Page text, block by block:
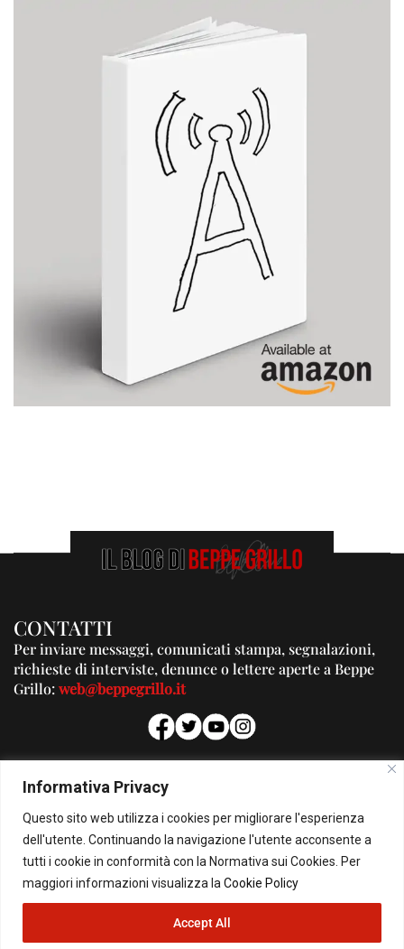
Informativa Privacy
Questo sito web utilizza i cookies per migliorare l'esperienza
dell'utente. Continuando la navigazione l'utente acconsente a
tutti i cookie in conformità con la Normativa sui Cookies. Per
maggiori informazioni visualizza la Cookie Policy
Accept All
CONTATTI
Per inviare messaggi, comunicati stampa, segnalazioni,
richieste di interviste, denunce o lettere aperte a Beppe
Grillo:web@beppegrillo.it
PUBBLICITA'
Per la tua pubblicità su questo Blog:
pubblicita@beppegrillo.it
© Copyright 2026 - Il Blog di Beppe Grillo. All Rights Reserved - Powered by
happygrafic.com